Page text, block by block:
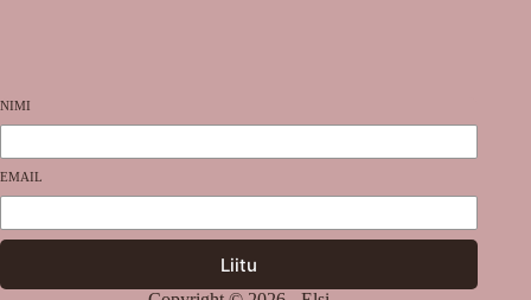
NIMI
EMAIL
Liitu